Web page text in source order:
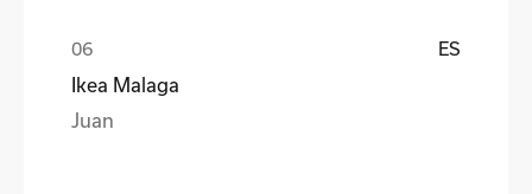
ES
Ikea Malaga
Juan